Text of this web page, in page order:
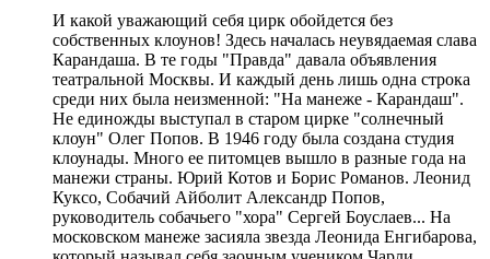
И какой уважающий себя цирк обойдется без
собственных клоунов! Здесь началась неувядаемая слава
Карандаша. В те годы "Правда" давала объявления
театральной Москвы. И каждый день лишь одна строка
среди них была неизменной: "На манеже - Карандаш".
Не единожды выступал в старом цирке "солнечный
клоун" Олег Попов. В 1946 году была создана студия
клоунады. Много ее питомцев вышло в разные года на
манежи страны. Юрий Котов и Борис Романов. Леонид
Куксо, Собачий Айболит Александр Попов,
руководитель собачьего "хора" Сергей Боуслаев... На
московском манеже засияла звезда Леонида Енгибарова,